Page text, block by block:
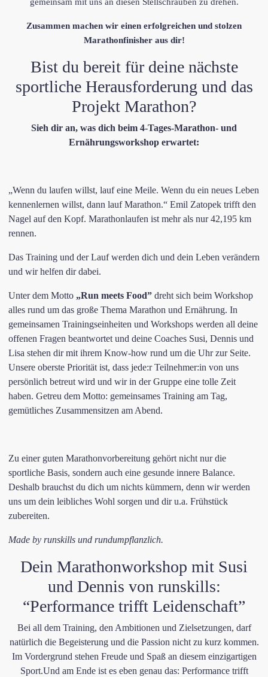
Zusammen machen wir einen erfolgreichen und stolzen
Marathonfinisher aus dir!
Bist du bereit für deine nächste
sportliche Herausforderung und das
Projekt Marathon?
​Sieh dir an, was dich beim ​4-Tages-Marathon- und
Ernährungsworkshop erwartet:
„Wenn du laufen willst, lauf eine Meile. Wenn du ein neues Leben
kennenlernen willst, dann lauf Marathon.“ Emil Zatopek trifft den
Nagel auf den Kopf. Marathonlaufen ist mehr als nur 42,195 km
rennen.
Das Training und der Lauf werden dich und dein Leben verändern
und wir helfen dir dabei.
Unter dem Motto „​Run meets Food” dreht sich bei​m ​Workshop
alles rund um das große Thema Marathon und Ernährung. In
gemeinsamen Trainingseinheiten und ​Workshops werden all deine
offenen Fragen​ beantwortet und ​deine Coaches Susi, Dennis und
Lisa stehen dir mit ​ihrem Know-how rund um die Uhr zur Seite.
Unsere oberste Priorität ist, dass jede​:r Teilnehmer​:in von uns
persönlich betreut wird und wir in der Gruppe eine tolle Zeit
haben. Getreu dem Motto: gemeinsames Training am Tag,
gemütliches Zusammensitzen am Abend.​
​Zu einer guten Marathonvorbereitung gehört nicht nur die
sportliche Basis, sondern auch eine gesunde innere Balance.
Deshalb brauchst du dich um nichts kümmern, denn wir werden
uns um dein leibliches Wohl sorgen und dir u.a. Frühstück
zubereiten.
Made by runskills und rundumpflanzlich.
​Dein Marathonworkshop mit Susi
und Dennis von runskills:
“Performance ​trifft Leidenschaft”
Bei all dem Training, den Ambitionen und Zielsetzungen, darf
natürlich die Begeisterung und die Passion nicht zu kurz kommen.
Im Vordergrund stehen Freude und Spaß an diesem einzigartigen
Sport.Und am Ende ist es eben genau das: Performance trifft